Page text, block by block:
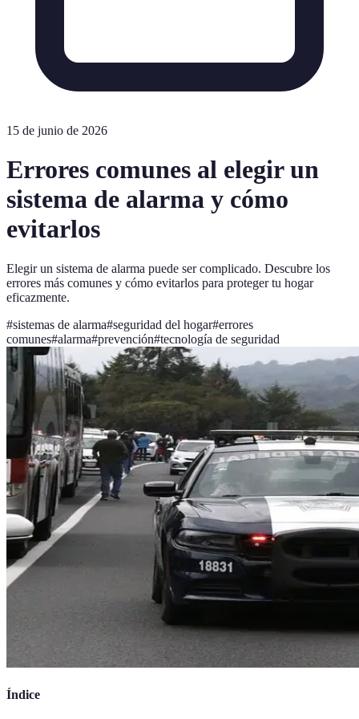
15 de junio de 2026
Errores comunes al elegir un
sistema de alarma y cómo
evitarlos
Elegir un sistema de alarma puede ser complicado. Descubre los
errores más comunes y cómo evitarlos para proteger tu hogar
eficazmente.
#sistemas de alarma#seguridad del hogar#errores
comunes#alarma#prevención#tecnología de seguridad
Índice